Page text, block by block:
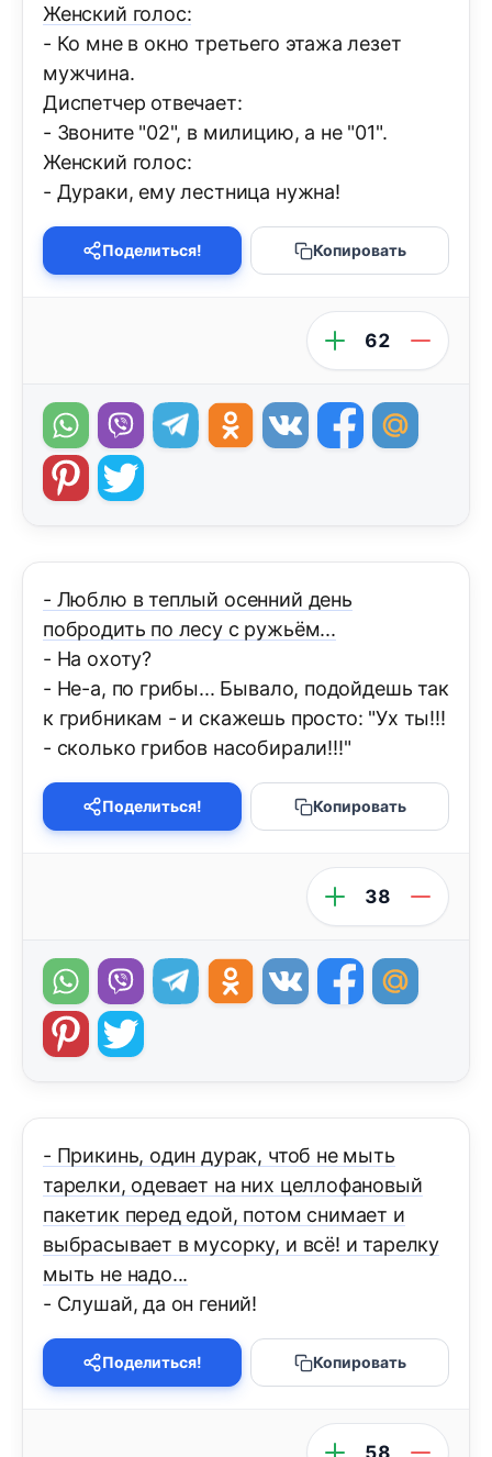
Женский голос:
- Ко мне в окно третьего этажа лезет
мужчина.
Диспетчер отвечает:
- Звоните "02", в милицию, а не "01".
Женский голос:
- Дураки, ему лестница нужна!
Поделиться! Копировать
62
- Люблю в теплый осенний день
побродить по лесу с ружьём...
- На охоту?
- Не-а, по грибы... Бывало, подойдешь так
к грибникам - и скажешь просто: "Ух ты!!!
- сколько грибов насобирали!!!"
Поделиться! Копировать
38
- Прикинь, один дурак, чтоб не мыть
тарелки, одевает на них целлофановый
пакетик перед едой, потом снимает и
выбрасывает в мусорку, и всё! и тарелку
мыть не надо...
- Слушай, да он гений!
Поделиться! Копировать
58